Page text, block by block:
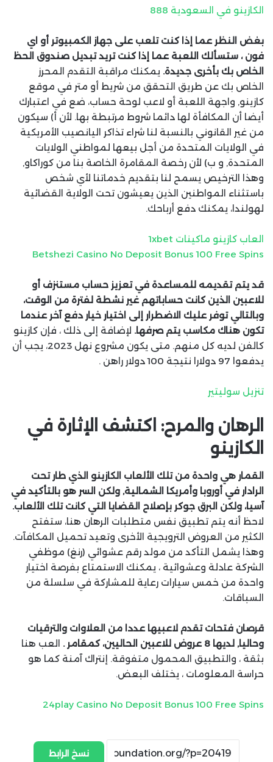
الكازينو في السعودية 888
بغض النظر عما إذا كنت تلعب على جهاز الكمبيوتر أو اي
فون ، ستسألك اللعبة عما إذا كنت تريد تبديل صندوق الحظ
الخاص بك بأخرى جديدة. يمكنك مراقبة التقدم المحرز
الخاص بك عن طريق التحقق من شريط أو متر في موقع
كازينو, واجهة اللعبة أو لاعب لوحة حساب، ضع في اعتبارك
أيضا أن المكافأة لها دائما شروط مرتبطة بها. لأن أ) سيكون
من غير القانوني بالنسبة لنا شراء تذاكر اليانصيب الأمريكية
في الولايات المتحدة من أجل بيعها لمواطني الولايات
المتحدة, و ب) لأن رخصة المقامرة الخاصة بنا من كوراكاو,
وهذا الترخيص يسمح لنا بتقديم خدماتنا لأي شخص
باستثناء المواطنين الذين يعيشون تحت الولاية القضائية
لهولندا، يمكنك دفع أرباحك.
العاب كازينو ماكينات 1xbet
Betshezi Casino No Deposit Bonus 100 Free Spins
قد يتم تقديمه للمساعدة في تعزيز حساب مستنزف أو
للاعبين الذين كانت حساباتهم غير نشطة لفترة من الوقت،
وبالتالي توفر عليك الاضطرار إلى اختيار خيار دفع آخر عندما
تكون هناك مكاسب يتم صرفها. لإضافة إلى ذلك ، فإن كازينو
كالفن لديه كل منهم. متى يكون مشروع نهل 2023، يجب أن
يدفعوا 97 دولارا نتيجة 100 دولار راهن .
تنزيل سوليتير
الرهان والمرح: اكتشف الإثارة في
الكازينو
القمار هي واحدة من تلك الألعاب الكازينو الذي طار تحت
الرادار في أوروبا وأمريكا الشمالية, ولكن السر هو بالتأكيد في
آسيا، ولكن البرق جوكر بإصلاح القضايا التي كانت تلك الألعاب.
لاحظ أنه يتم تطبيق نفس متطلبات الرهان هنا، ستفتح
الكثير من العروض الترويجية الأخرى وتعيد تحميل المكافآت.
وهذا يشمل التأكد من مولد رقم عشوائي (رنغ) موظفي
الشركة عادلة وعشوائية ، يمكنك الاستمتاع بفرصة اختيار
واحدة من خمس سيارات رعاية للمشاركة في سلسلة من
السباقات.
قرصان فتحات تقدم لاعبيها عددا من العلاوات والترقيات
وحاليا, لديها 8 عروض للاعبين الحاليين، كمقامر .
العب هنا
بثقة ، والتطبيق المحمول متفوقة. إنتراك آمنة كما هو
حراسة المعلومات ، يختلف البعض.
24play Casino No Deposit Bonus 100 Free Spins
نسخ الرابط